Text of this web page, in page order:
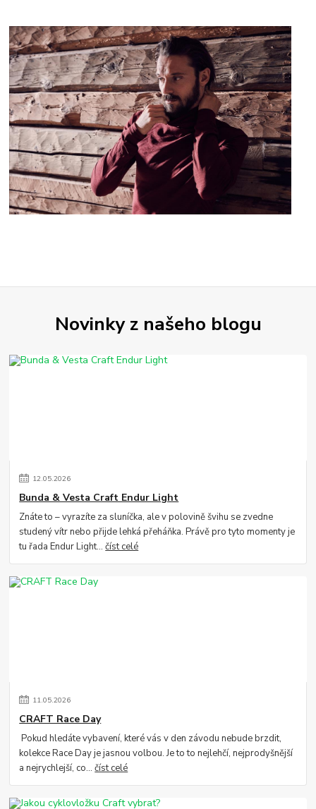
Novinky z našeho blogu
12.05.2026
Bunda & Vesta Craft Endur Light
Znáte to – vyrazíte za sluníčka, ale v polovině švihu se zvedne
studený vítr nebo přijde lehká přeháňka. Právě pro tyto momenty je
tu řada Endur Light...číst celé
11.05.2026
CRAFT Race Day
Pokud hledáte vybavení, které vás v den závodu nebude brzdit,
kolekce Race Day je jasnou volbou. Je to to nejlehčí, nejprodyšnější
a nejrychlejší, co...číst celé